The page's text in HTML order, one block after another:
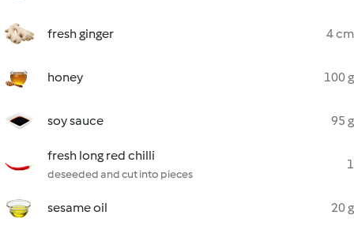
fresh ginger 4 cm
honey 100 g
soy sauce 95 g
fresh long red chilli
deseeded and cut into pieces
1
sesame oil 20 g